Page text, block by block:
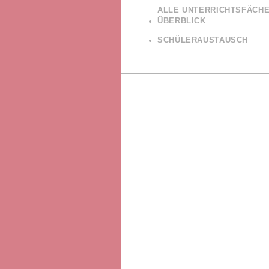
ALLE
ÜBERBLICK
SCHÜLERAUSTAUSCH